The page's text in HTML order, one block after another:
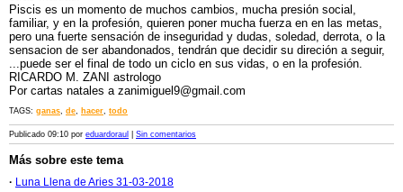
Piscis es un momento de muchos cambios, mucha presión social,
familiar, y en la profesión, quieren poner mucha fuerza en en las metas,
pero una fuerte sensación de inseguridad y dudas, soledad, derrota, o la
sensacion de ser abandonados, tendrán que decidir su direción a seguir,
...puede ser el final de todo un ciclo en sus vidas, o en la profesión.
RICARDO M. ZANI astrologo
Por cartas natales a zanimiguel9@gmail.com
TAGS: ganas, de, hacer, todo
Publicado 09:10 por eduardoraul Sin comentarios
Más sobre este tema
· Luna Llena de Aries 31-03-2018